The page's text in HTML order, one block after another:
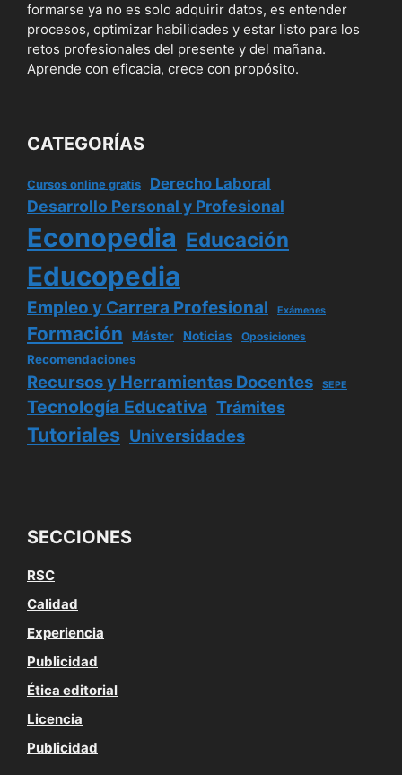
formarse ya no es solo adquirir datos, es entender
procesos, optimizar habilidades y estar listo para los
retos profesionales del presente y del mañana.
Aprende con eficacia, crece con propósito.
CATEGORÍAS
Cursos online gratis Derecho Laboral
Desarrollo Personal y Profesional
Econopedia Educación
Educopedia
Empleo y Carrera Profesional Exámenes
Formación Máster Noticias Oposiciones
Recomendaciones
Recursos y Herramientas Docentes SEPE
Tecnología Educativa Trámites
Tutoriales Universidades
SECCIONES
RSC
Calidad
Experiencia
Publicidad
Ética editorial
Licencia
Publicidad